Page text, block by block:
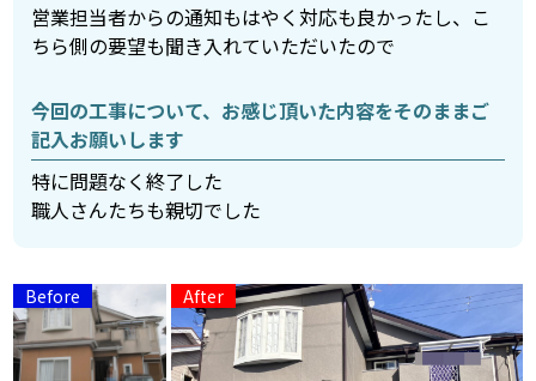
営業担当者からの通知もはやく対応も良かったし、こ
ちら側の要望も聞き入れていただいたので
今回の工事について、お感じ頂いた内容をそのままご
記入お願いします
特に問題なく終了した
職人さんたちも親切でした